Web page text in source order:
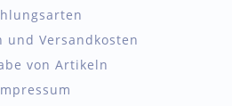
und Versandkosten
von Artikeln